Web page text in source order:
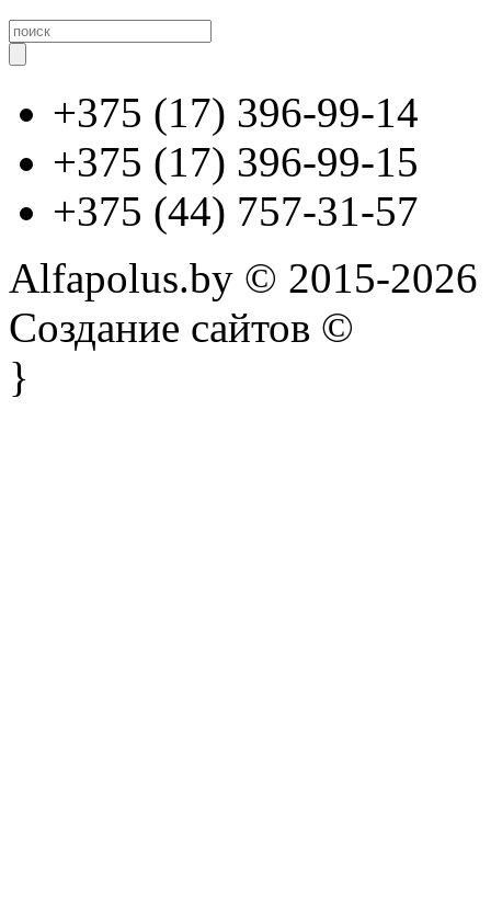
+375 (17) 396-99-14
+375 (17) 396-99-15
+375 (44) 757-31-57
Alfapolus.by © 2015-2026
Создание сайтов ©
}